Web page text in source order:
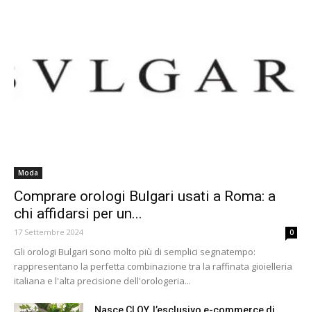
Moda
Comprare orologi Bulgari usati a Roma: a
chi affidarsi per un...
17 Settembre 2024 0
Gli orologi Bulgari sono molto più di semplici segnatempo:
rappresentano la perfetta combinazione tra la raffinata gioielleria
italiana e l'alta precisione dell'orologeria...